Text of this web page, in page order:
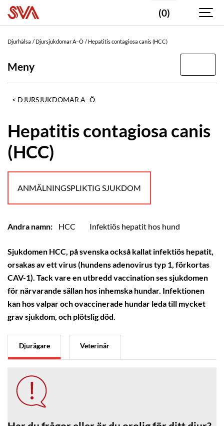
(0)
Djurhälsa Djursjukdomar A–Ö Hepatitis contagiosa canis (HCC)
Meny
DJURSJUKDOMAR A–Ö
Hepatitis contagiosa canis
(HCC)
ANMÄLNINGSPLIKTIG SJUKDOM
Andra namn: HCC Infektiös hepatit hos hund
Sjukdomen HCC, på svenska också kallat infektiös hepatit,
orsakas av ett virus (hundens adenovirus typ 1, förkortas
CAV-1). Tack vare en utbredd vaccination ses sjukdomen
för närvarande sällan hos inhemska hundar. Infektionen
kan hos valpar och ovaccinerade hundar leda till mycket
grav sjukdom, och plötslig död.
Djurägare Veterinär